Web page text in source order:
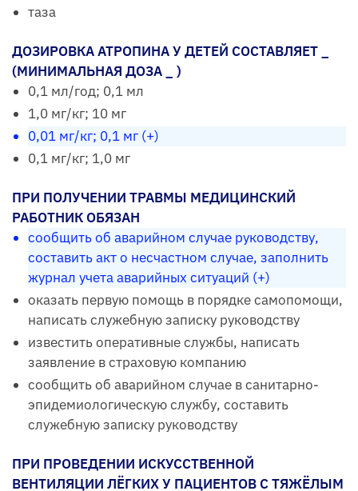
таза
ДОЗИРОВКА АТРОПИНА У ДЕТЕЙ СОСТАВЛЯЕТ _
(МИНИМАЛЬНАЯ ДОЗА _ )
0,1 мл/год; 0,1 мл
1,0 мг/кг; 10 мг
0,01 мг/кг; 0,1 мг (+)
0,1 мг/кг; 1,0 мг
ПРИ ПОЛУЧЕНИИ ТРАВМЫ МЕДИЦИНСКИЙ
РАБОТНИК ОБЯЗАН
сообщить об аварийном случае руководству,
составить акт о несчастном случае, заполнить
журнал учета аварийных ситуаций (+)
оказать первую помощь в порядке самопомощи,
написать служебную записку руководству
известить оперативные службы, написать
заявление в страховую компанию
сообщить об аварийном случае в санитарно-
эпидемиологическую службу, составить
служебную записку руководству
ПРИ ПРОВЕДЕНИИ ИСКУССТВЕННОЙ
ВЕНТИЛЯЦИИ ЛЁГКИХ У ПАЦИЕНТОВ С ТЯЖЁЛЫМ